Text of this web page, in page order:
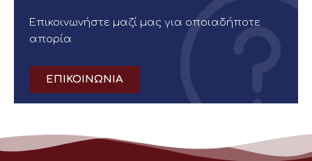
Επικοινωνήστε μαζί μας για οποιαδήποτε
απορία
ΕΠΙΚΟΙΝΩΝΙΑ